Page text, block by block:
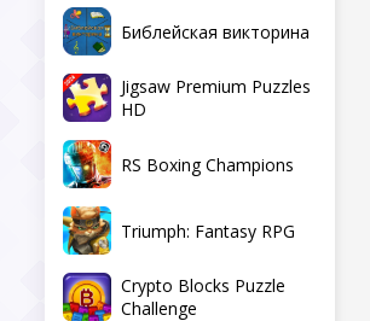
Библейская викторина
Jigsaw Premium Puzzles
HD
RS Boxing Champions
Triumph: Fantasy RPG
Crypto Blocks Puzzle
Challenge